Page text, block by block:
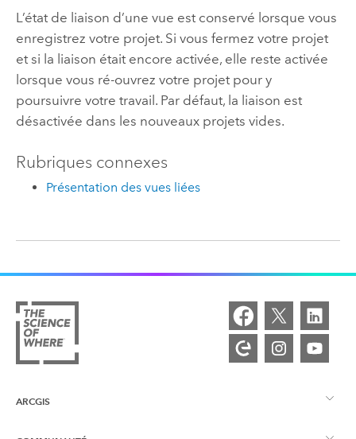
L’état de liaison d’une vue est conservé lorsque vous
enregistrez votre projet. Si vous fermez votre projet
et si la liaison était encore activée, elle reste activée
lorsque vous ré-ouvrez votre projet pour y
poursuivre votre travail. Par défaut, la liaison est
désactivée dans les nouveaux projets vides.
Rubriques connexes
Présentation des vues liées
ARCGIS